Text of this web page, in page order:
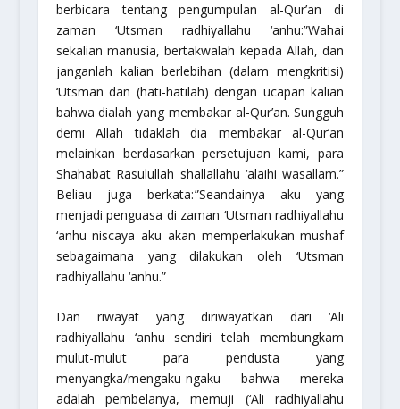
berbicara tentang pengumpulan al-Qur’an di
zaman ‘Utsmanradhiyallahu ‘anhu:”Wahai
sekalian manusia, bertakwalah kepada Allah, dan
janganlah kalian berlebihan (dalam mengkritisi)
‘Utsman dan (hati-hatilah) dengan ucapan kalian
bahwa dialah yang membakar al-Qur’an. Sungguh
demi Allah tidaklah dia membakar al-Qur’an
melainkan berdasarkan persetujuan kami, para
Shahabat Rasulullah shallallahu ‘alaihi wasallam.”
Beliau juga berkata:”Seandainya aku yang
menjadi penguasa di zaman ‘Utsmanradhiyallahu
‘anhu niscaya aku akan memperlakukan mushaf
sebagaimana yang dilakukan oleh ‘Utsman
radhiyallahu ‘anhu.”
Dan riwayat yang diriwayatkan dari ‘Ali
radhiyallahu ‘anhu sendiri telah membungkam
mulut-mulut para pendusta yang
menyangka/mengaku-ngaku bahwa mereka
adalah pembelanya, memuji (‘Aliradhiyallahu